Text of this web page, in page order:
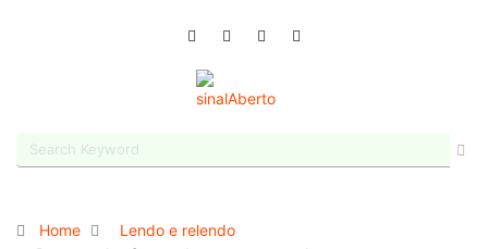
Home
Lendo e relendo